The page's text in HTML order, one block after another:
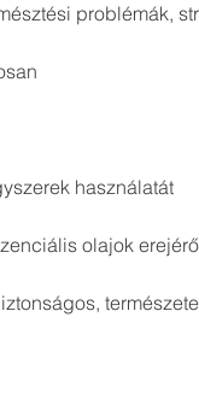
problémák,
használatát
olajok